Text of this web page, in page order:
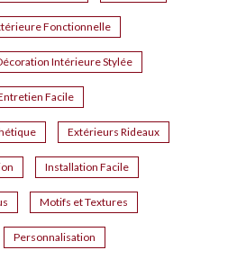
Fonctionnelle
Intérieure Stylée
Facile
Extérieurs Rideaux
Installation Facile
Motifs et Textures
Personnalisation